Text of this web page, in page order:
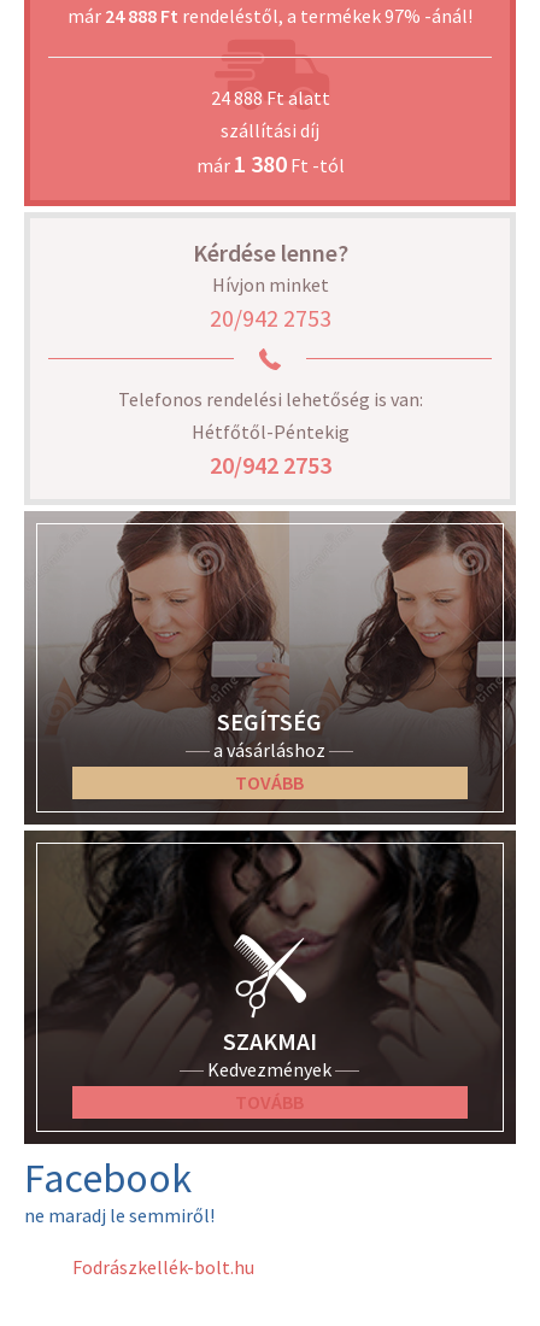
már 24 888 Ft rendeléstől, a termékek 97% -ánál!
24 888 Ft alatt
szállítási díj
már 1 380Ft -tól
Kérdése lenne?
Hívjon minket
20/942 2753
Telefonos rendelési lehetőség is van:
Hétfőtől-Péntekig
20/942 2753
SEGÍTSÉG
a vásárláshoz
TOVÁBB
SZAKMAI
Kedvezmények
TOVÁBB
Facebook
ne maradj le semmiről!
Fodrászkellék-bolt.hu